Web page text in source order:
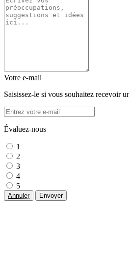
Votre e-mail
Saisissez-le si vous souhaitez recevoir
Évaluez-nous
1
2
3
4
5
Annuler Envoyer